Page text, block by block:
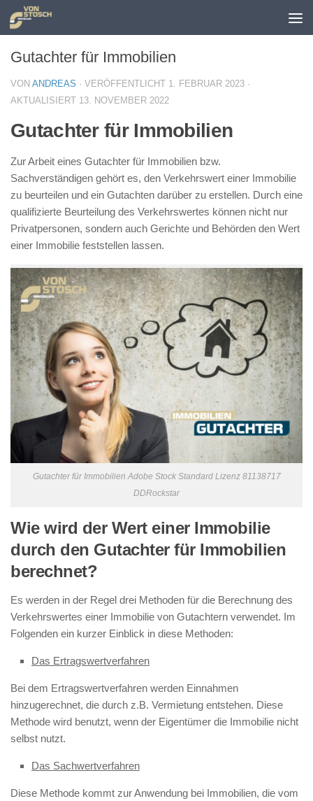
Zum Inhalt springen
Gutachter für Immobilien
VON ANDREAS · VERÖFFENTLICHT 1. FEBRUAR 2023 ·
AKTUALISIERT 13. NOVEMBER 2022
Gutachter für Immobilien
Zur Arbeit eines Gutachter für Immobilien bzw.
Sachverständigen gehört es, den Verkehrswert einer Immobilie
zu beurteilen und ein Gutachten darüber zu erstellen. Durch eine
qualifizierte Beurteilung des Verkehrswertes können nicht nur
Privatpersonen, sondern auch Gerichte und Behörden den Wert
einer Immobilie feststellen lassen.
Gutachter für Immobilien Adobe Stock Standard Lizenz 81138717
DDRockstar
Wie wird der Wert einer Immobilie
durch den Gutachter für Immobilien
berechnet?
Es werden in der Regel drei Methoden für die Berechnung des
Verkehrswertes einer Immobilie von Gutachtern verwendet. Im
Folgenden ein kurzer Einblick in diese Methoden:
Das Ertragswertverfahren
Bei dem Ertragswertverfahren werden Einnahmen
hinzugerechnet, die durch z.B. Vermietung entstehen. Diese
Methode wird benutzt, wenn der Eigentümer die Immobilie nicht
selbst nutzt.
Das Sachwertverfahren
Diese Methode kommt zur Anwendung bei Immobilien, die vom